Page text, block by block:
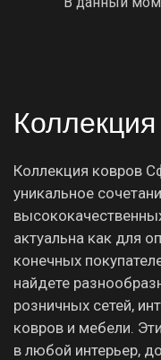
Коллекция ковров
уникальное
актуальна как для
конечных
найдете
розничных сетей,
ковров и мебели.
в любой интерьер,